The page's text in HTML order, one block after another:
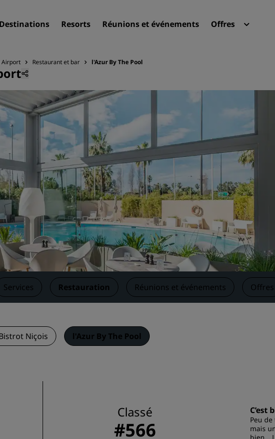
Destinations Resorts Réunions et événements Offres
Appartements hôteliers
Hôtels d'aéroport
Nouveaux et futurs hôtels
Réunions et événements
Découvrez Radisson
Réservez une salle de
Demander un devis
Pour les événements
Solutions d’entreprise
Rechercher des vols
Airport Restaurant et bar l'Azur By The Pool
Services Restauration Réunions et événements Offres
Niçois l'Azur By The Pool
Classé
#566
C’est
Peu
mais